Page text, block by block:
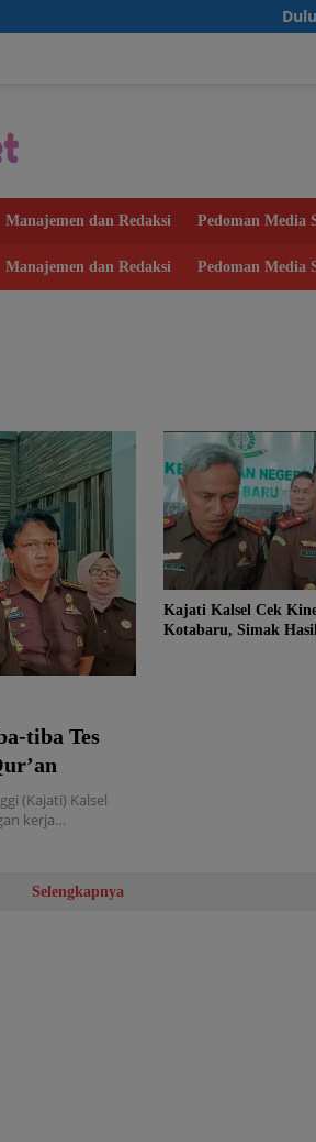
Dulu Becek
Manajemen dan Redaksi Pedoman Media
Manajemen dan Redaksi Pedoman Media
tiba Tes
(Kajati) Kalsel
kerja…
Kajati Kalsel Cek
Kotabaru, Simak
Selengkapnya